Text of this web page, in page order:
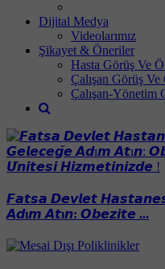
Dijital Medya
Videolarımız
Şikayet & Öneriler
Hasta Görüş Ve
Çalışan Görüş
Çalışan-Yönetim
𝙁𝙖𝙩𝙨𝙖 𝘿𝙚𝙫𝙡𝙚𝙩
𝘼𝙙ı𝙢 𝘼𝙩ı𝙣: 𝙊𝙗𝙚𝙯𝙞𝙩𝙚 ...